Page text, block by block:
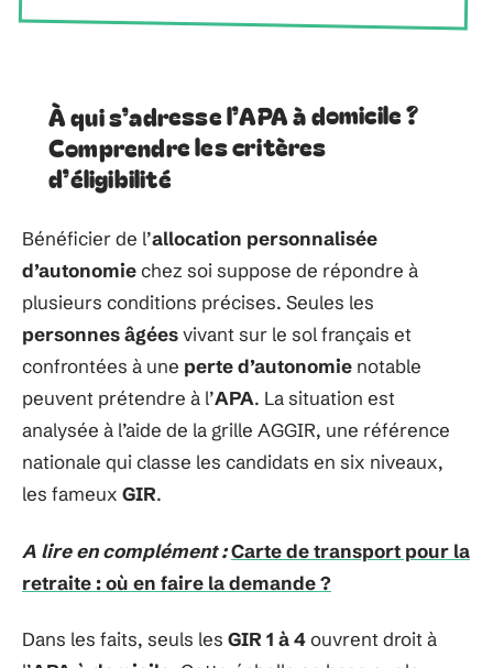
À qui s’adresse l’APA à domicile ?
Comprendre les critères
d’éligibilité
Bénéficier de l’allocation personnalisée
d’autonomiechez soi suppose de répondre à
plusieurs conditions précises. Seules les
personnes âgéesvivant sur le sol français et
confrontées à une perte d’autonomie notable
peuvent prétendre à l’APA. La situation est
analysée à l’aide de la grille AGGIR, une référence
nationale qui classe les candidats en six niveaux,
les fameux GIR.
A lire en complément :Carte de transport pour la
retraite : où en faire la demande ?
Dans les faits, seuls les GIR 1 à 4ouvrent droit à